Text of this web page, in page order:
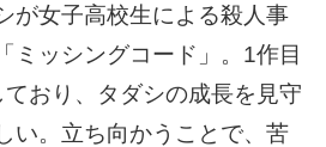
が女子高校生による殺人事
ミッシングコード」。1作目
おり、タダシの成長を見守
い。立ち向かうことで、苦